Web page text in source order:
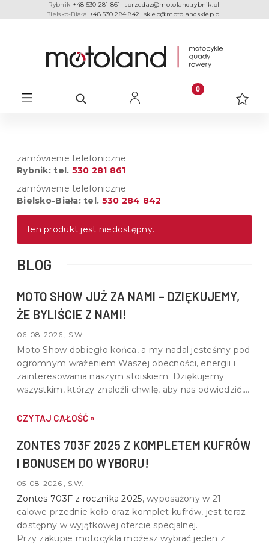
Rybnik +48 530 281 861
sprzedaz@motoland.rybnik.pl
Bielsko-Biała +48 530 284 842 sklep@motolandsklep.pl
zamówienie telefoniczne
Rybnik: tel. 530 281 861
zamówienie telefoniczne
Bielsko-Biała: tel. 530 284 842
Ten produkt jest niedostępny.
BLOG
MOTO SHOW JUŻ ZA NAMI – DZIĘKUJEMY,
ŻE BYLIŚCIE Z NAMI!
06-08-2026 , S.W
Moto Show dobiegło końca, a my nadal jesteśmy pod
ogromnym wrażeniem Waszej obecności, energii i
zainteresowania naszym stoiskiem. Dziękujemy
wszystkim, którzy znaleźli chwilę, aby nas odwiedzić,
do motoryzacji.
CZYTAJ CAŁOŚĆ »
ZONTES 703F 2025 Z KOMPLETEM KUFRÓW
I BONUSEM DO WYBORU!
05-08-2026 , S.W.
Zontes 703F z rocznika 2025, wyposażony w 21-
calowe przednie koło oraz komplet kufrów, jest teraz
dostępny w wyjątkowej ofercie specjalnej.
Przy zakupie motocykla możesz wybrać jeden z